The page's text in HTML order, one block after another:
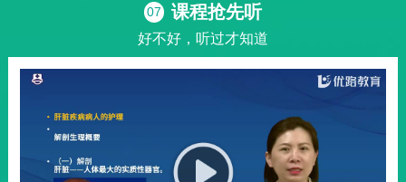
07 课程抢先听
好不好，听过才知道